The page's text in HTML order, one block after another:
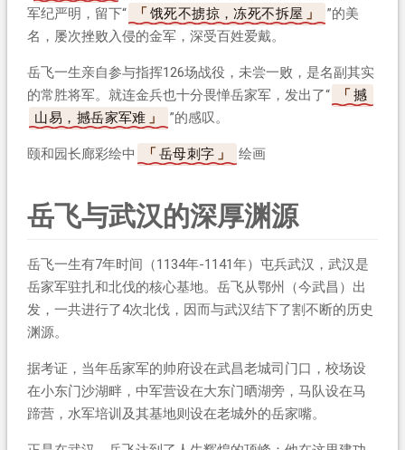
军纪严明，留下“
饿死不掳掠，冻死不拆屋
”的美
名，屡次挫败入侵的金军，深受百姓爱戴。
岳飞一生亲自参与指挥126场战役，未尝一败，是名副其实
的常胜将军。就连金兵也十分畏惮岳家军，发出了“
撼
山易，撼岳家军难
”的感叹。
颐和园长廊彩绘中 岳母刺字 绘画
岳飞与武汉的深厚渊源
岳飞一生有7年时间（1134年-1141年）屯兵武汉，武汉是
岳家军驻扎和北伐的核心基地。岳飞从鄂州（今武昌）出
发，一共进行了4次北伐，因而与武汉结下了割不断的历史
渊源。
据考证，当年岳家军的帅府设在武昌老城司门口，校场设
在小东门沙湖畔，中军营设在大东门晒湖旁，马队设在马
蹄营，水军培训及其基地则设在老城外的岳家嘴。